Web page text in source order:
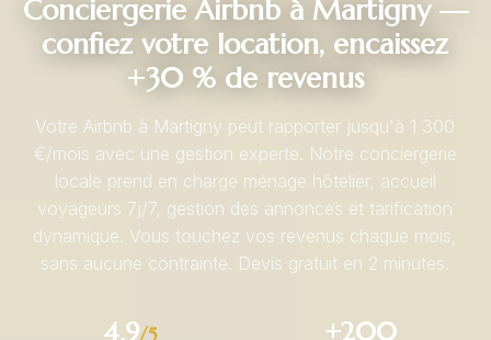
Conciergerie Airbnb à Martigny —
confiez votre location, encaissez
+30 % de revenus
Votre Airbnb à Martigny peut rapporter jusqu'à 1 300
€/mois avec une gestion experte. Notre conciergerie
locale prend en charge ménage hôtelier, accueil
voyageurs 7j/7, gestion des annonces et tarification
dynamique. Vous touchez vos revenus chaque mois,
sans aucune contrainte. Devis gratuit en 2 minutes.
4.9/5 +200